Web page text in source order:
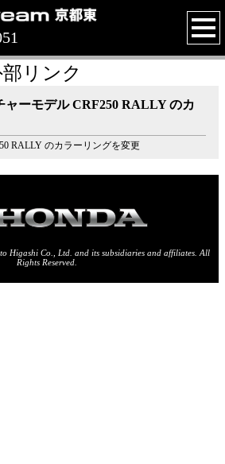
リンク
ャーモデル CRF250 RALLY のカ
RALLY のカラーリングを変更
Higashi Co., Ltd. and its subsidiaries and affiliates. All
Rights Reserved.